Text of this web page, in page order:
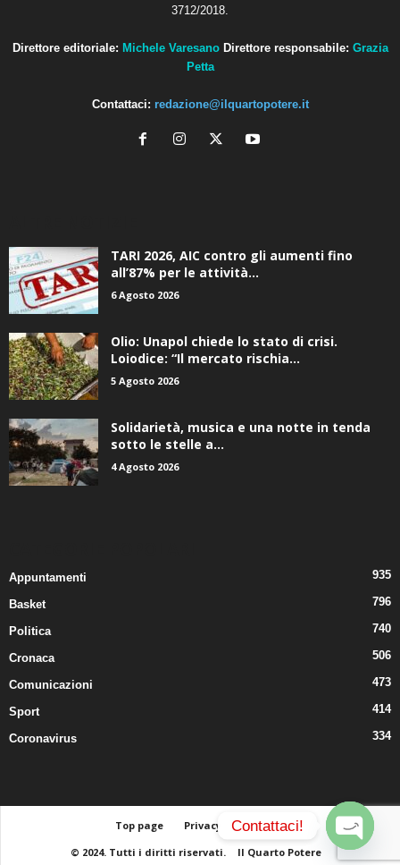
3712/2018.
Direttore editoriale: Michele Varesano Direttore responsabile: Grazia
Petta
Contattaci: redazione@ilquartopotere.it
TARI 2026, AIC contro gli aumenti fino
all’87% per le attività...
6 Agosto 2026
Olio: Unapol chiede lo stato di crisi.
Loiodice: “Il mercato rischia...
5 Agosto 2026
Solidarietà, musica e una notte in tenda
sotto le stelle a...
4 Agosto 2026
Appuntamenti 935
Basket 796
Politica 740
Cronaca 506
Comunicazioni 473
Sport 414
Coronavirus 334
Top page Privacy
Contatti
© 2024. Tutti i diritti riservati.
Il Quarto Potere
Contattaci!
O